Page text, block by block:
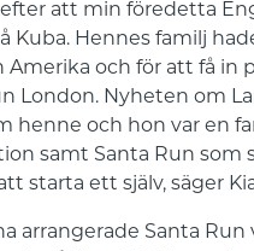
att min föredetta
Kuba. Hennes familj
Amerika och för att få
London. Nyheten om
henne och hon var en
samt Santa Run
starta ett själv, säger
arrangerade Santa